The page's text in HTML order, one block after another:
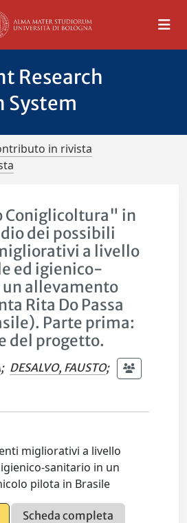
Research
in rivista
Coniglicoltura" in
dei possibili
a livello
ed igienico-
allevamento
Rita Do Passa
Parte prima:
del progetto.
; DESALVO, FAUSTO;
migliorativi a livello
sanitario in un
pilota in Brasile
Scheda completa